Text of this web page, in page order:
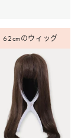
62cmのウィッグ